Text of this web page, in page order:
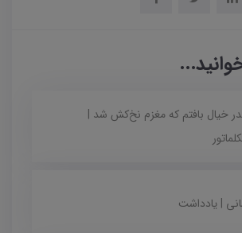
خیال بافتم که مغزم نخ‌کش شد |
| یادداشت